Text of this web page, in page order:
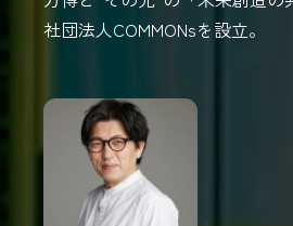
社団法人COMMONsを設立。